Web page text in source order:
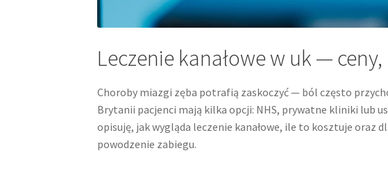
Leczenie kanałowe w uk —
Choroby miazgi zęba potrafią zaskoczyć — ból często
Brytanii pacjenci mają kilka opcji: NHS, prywatne kliniki lub
opisuję, jak wygląda leczenie kanałowe, ile to kosztuje oraz
powodzenie zabiegu.